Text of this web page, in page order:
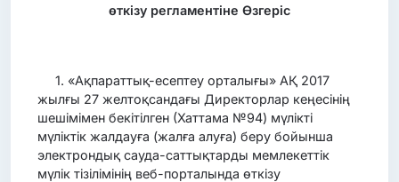
өткізу регламентіне Өзгеріс
1. «Ақпараттық-есептеу орталығы» АҚ 2017
жылғы 27 желтоқсандағы Директорлар кеңесінің
шешімімен бекітілген (Хаттама №94) мүлікті
мүліктік жалдауға (жалға алуға) беру бойынша
электрондық сауда-саттықтарды мемлекеттік
мүлік тізілімінің веб-порталында өткізу